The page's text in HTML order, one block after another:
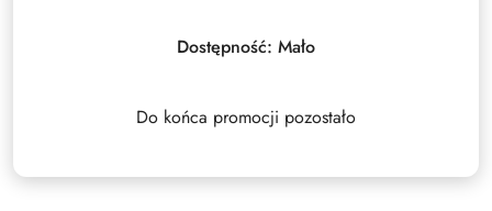
30
dniDostępność: Mało
Do końca promocji pozostało